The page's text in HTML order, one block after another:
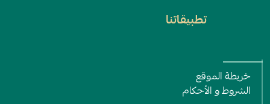
تطبيقاتنا
Electronic Services
الشروط و اﻷحكام
خريطة الموقع